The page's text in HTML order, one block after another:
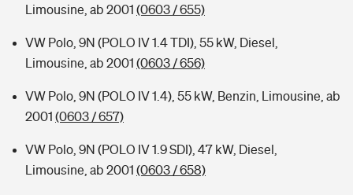
Limousine, ab 2001 (0603 / 655)
VW Polo, 9N (POLO IV 1.4 TDI), 55 kW, Diesel,
Limousine, ab 2001 (0603 / 656)
VW Polo, 9N (POLO IV 1.4), 55 kW, Benzin, Limousine, ab
2001 (0603 / 657)
VW Polo, 9N (POLO IV 1.9 SDI), 47 kW, Diesel,
Limousine, ab 2001 (0603 / 658)